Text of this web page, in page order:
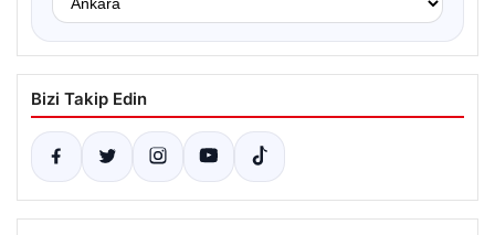
Bizi Takip Edin